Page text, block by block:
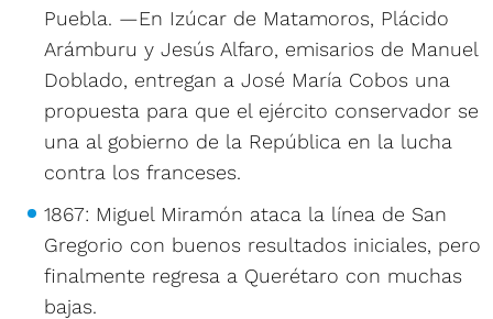
Puebla. —En Izúcar de Matamoros, Plácido
Arámburu y Jesús Alfaro, emisarios de Manuel
Doblado, entregan a José María Cobos una
propuesta para que el ejército conservador se
una al gobierno de la República en la lucha
contra los franceses.
1867: Miguel Miramón ataca la línea de San
Gregorio con buenos resultados iniciales, pero
finalmente regresa a Querétaro con muchas
bajas.